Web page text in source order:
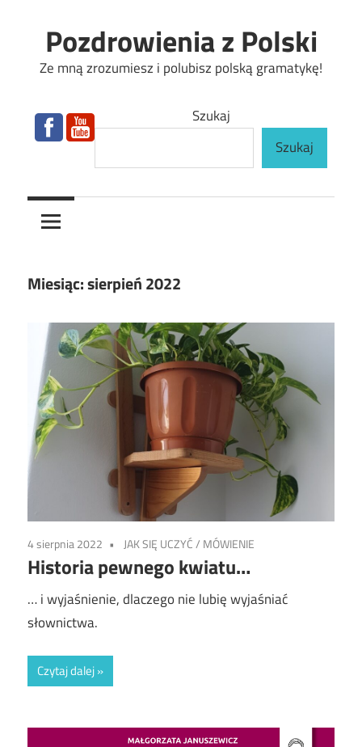
content
Pozdrowienia z Polski
Ze mną zrozumiesz i polubisz polską gramatykę!
Szukaj
Szukaj
Miesiąc:sierpień 2022
4 sierpnia 2022 JAK SIĘ UCZYĆ/ MÓWIENIE
Historia pewnego kwiatu…
… i wyjaśnienie, dlaczego nie lubię wyjaśniać
słownictwa.
Czytaj dalej